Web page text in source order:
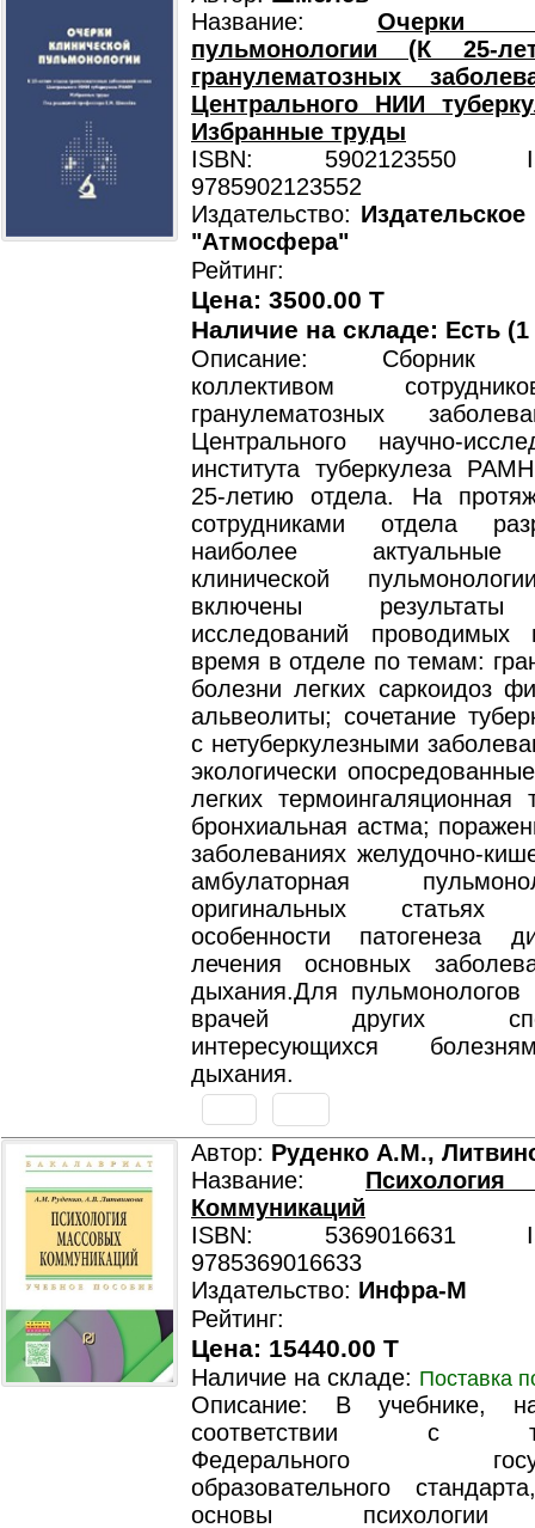
Название: Очерки
пульмонологии (К 25-
гранулематозных
Центрального НИИ
Избранные труды
ISBN: 5902123550
9785902123552
Издательство:
"Атмосфера"
Рейтинг:
Цена: 3500.00 T
Наличие на складе: Есть
Описание: Сборник
коллективом
гранулематозных
Центрального научно-
института туберкулеза
25-летию отдела. На
сотрудниками отдела
наиболее
клинической
включены
исследований проводимых
время в отделе по темам:
болезни легких саркоидоз
альвеолиты; сочетание
с нетуберкулезными
экологически
легких
бронхиальная астма;
заболеваниях желудочно-
амбулаторная
оригинальных статьях
особенности патогенеза
лечения основных
дыхания.Для пульмонологов
врачей других
интересующихся
дыхания.
Автор: Руденко А.М.,
Название:
Коммуникаций
ISBN: 5369016631
9785369016633
Издательство: Инфра-М
Рейтинг:
Цена: 15440.00 T
Наличие на складе: Поставка
Описание: В учебнике,
соответствии c
Федерального
образовательного
основы психологии